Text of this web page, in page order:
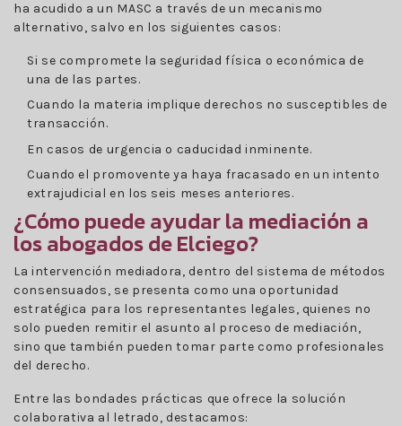
ha acudido a un MASC a través de un mecanismo
alternativo, salvo en los siguientes casos:
Si se compromete la seguridad física o económica de
una de las partes.
Cuando la materia implique derechos no susceptibles de
transacción.
En casos de urgencia o caducidad inminente.
Cuando el promovente ya haya fracasado en un intento
extrajudicial en los seis meses anteriores.
¿Cómo puede ayudar la mediación a
los abogados de Elciego?
La intervención mediadora, dentro del sistema de métodos
consensuados, se presenta como una oportunidad
estratégica para los representantes legales, quienes no
solo pueden remitir el asunto al proceso de mediación,
sino que también pueden tomar parte como profesionales
del derecho.
Entre las bondades prácticas que ofrece la solución
colaborativa al letrado, destacamos: